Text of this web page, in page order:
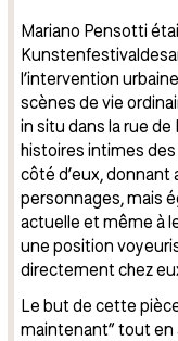
Mariano Pensotti
l’intervention
scènes de vie
in situ dans la rue
histoires intimes
côté d’eux, donnant
personnages, mais
actuelle et même à
une position
directement chez
Le but de cette
maintenant” tout en